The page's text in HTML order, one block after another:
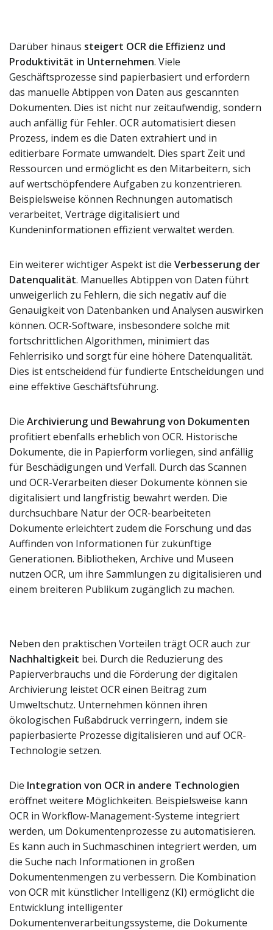
Darüber hinaus steigert OCR die Effizienz und
Produktivität in Unternehmen. Viele
Geschäftsprozesse sind papierbasiert und erfordern
das manuelle Abtippen von Daten aus gescannten
Dokumenten. Dies ist nicht nur zeitaufwendig, sondern
auch anfällig für Fehler. OCR automatisiert diesen
Prozess, indem es die Daten extrahiert und in
editierbare Formate umwandelt. Dies spart Zeit und
Ressourcen und ermöglicht es den Mitarbeitern, sich
auf wertschöpfendere Aufgaben zu konzentrieren.
Beispielsweise können Rechnungen automatisch
verarbeitet, Verträge digitalisiert und
Kundeninformationen effizient verwaltet werden.
Ein weiterer wichtiger Aspekt ist die Verbesserung der
Datenqualität. Manuelles Abtippen von Daten führt
unweigerlich zu Fehlern, die sich negativ auf die
Genauigkeit von Datenbanken und Analysen auswirken
können. OCR-Software, insbesondere solche mit
fortschrittlichen Algorithmen, minimiert das
Fehlerrisiko und sorgt für eine höhere Datenqualität.
Dies ist entscheidend für fundierte Entscheidungen und
eine effektive Geschäftsführung.
Die Archivierung und Bewahrung von Dokumenten
profitiert ebenfalls erheblich von OCR. Historische
Dokumente, die in Papierform vorliegen, sind anfällig
für Beschädigungen und Verfall. Durch das Scannen
und OCR-Verarbeiten dieser Dokumente können sie
digitalisiert und langfristig bewahrt werden. Die
durchsuchbare Natur der OCR-bearbeiteten
Dokumente erleichtert zudem die Forschung und das
Auffinden von Informationen für zukünftige
Generationen. Bibliotheken, Archive und Museen
nutzen OCR, um ihre Sammlungen zu digitalisieren und
einem breiteren Publikum zugänglich zu machen.
Neben den praktischen Vorteilen trägt OCR auch zur
Nachhaltigkeit bei. Durch die Reduzierung des
Papierverbrauchs und die Förderung der digitalen
Archivierung leistet OCR einen Beitrag zum
Umweltschutz. Unternehmen können ihren
ökologischen Fußabdruck verringern, indem sie
papierbasierte Prozesse digitalisieren und auf OCR-
Technologie setzen.
Die Integration von OCR in andere Technologien
eröffnet weitere Möglichkeiten. Beispielsweise kann
OCR in Workflow-Management-Systeme integriert
werden, um Dokumentenprozesse zu automatisieren.
Es kann auch in Suchmaschinen integriert werden, um
die Suche nach Informationen in großen
Dokumentenmengen zu verbessern. Die Kombination
von OCR mit künstlicher Intelligenz (KI) ermöglicht die
Entwicklung intelligenter
Dokumentenverarbeitungssysteme, die Dokumente